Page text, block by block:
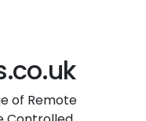
of Remote